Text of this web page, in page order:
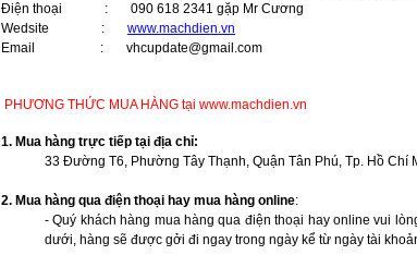
Điện thoại : 090 618 2341 gặp Mr Cương
Wedsite : www.machdien.vn
Email : vhcupdate@gmail.com
PHƯƠNG THỨC MUA HÀNG tại www.machdien.vn
1. Mua hàng trực tiếp tại địa chỉ:
33 Đường T6, Phường Tây Thạnh, Quận Tân Phú, Tp. Hồ Chí
2. Mua hàng qua điện thoại hay mua hàng online:
- Quý khách hàng mua hàng qua điện thoại hay online vui
dưới, hàng sẽ được gởi đi ngay trong ngày kể từ ngày tài